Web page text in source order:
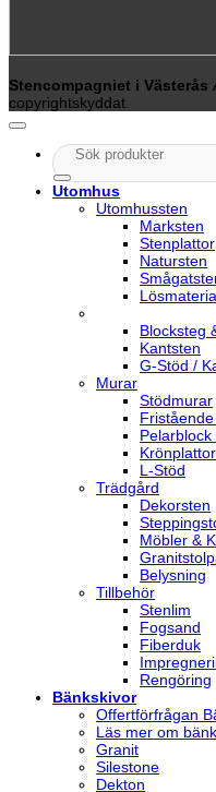
Stencompagniet i Västerås
copyrightskyddat.
Sök
efter:
Utomhus
Utomhussten
Marksten
Stenplattor
Natursten
Blocksteg
Kantsten
G-Stöd /
Murar
Stödmurar
Krönplattor
L-Stöd
Trädgård
Dekorsten
Möbler &
Belysning
Tillbehör
Stenlim
Fogsand
Fiberduk
Rengöring
Bänkskivor
Offertförfrågan
Läs mer om
Granit
Silestone
Dekton